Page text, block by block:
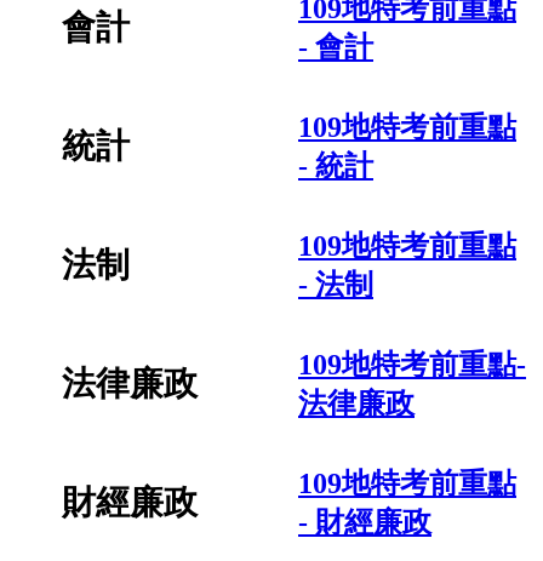
會計
109地特考前重點
- 會計
統計
109地特考前重點
- 統計
法制
109地特考前重點
- 法制
法律廉政
109地特考前重點-
法律廉政
財經廉政
109地特考前重點
- 財經廉政